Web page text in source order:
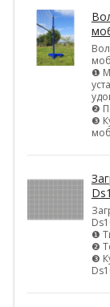
❶
❷
❸
❶
❷
❸